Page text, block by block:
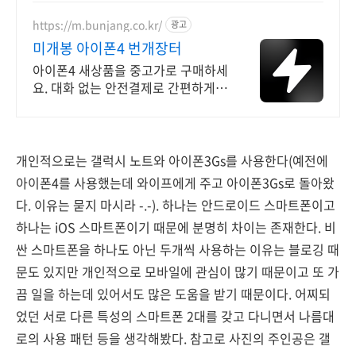
보세요.
https://m.bunjang.co.kr/ 광고
미개봉 아이폰4 번개장터
아이폰4 새상품을 중고가로 구매하세
요. 대화 없는 안전결제로 간편하게!
개인적으로는 갤럭시 노트와 아이폰3Gs를 사용한다(예전에
아이폰4를 사용했는데 와이프에게 주고 아이폰3Gs로 돌아왔
다. 이유는 묻지 마시라 -.-). 하나는 안드로이드 스마트폰이고
하나는 iOS 스마트폰이기 때문에 분명히 차이는 존재한다. 비
싼 스마트폰을 하나도 아닌 두개씩 사용하는 이유는 블로깅 때
문도 있지만 개인적으로 모바일에 관심이 많기 때문이고 또 가
끔 일을 하는데 있어서도 많은 도움을 받기 때문이다. 어찌되
었던 서로 다른 특성의 스마트폰 2대를 갖고 다니면서 나름대
로의 사용 패턴 등을 생각해봤다. 참고로 사진의 주인공은 갤